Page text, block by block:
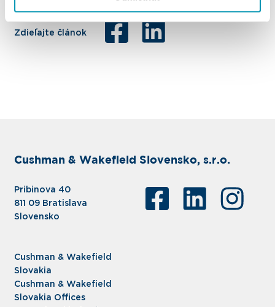
Zdieľajte článok
Cushman & Wakefield Slovensko, s.r.o.
Pribinova 40
811 09 Bratislava
Slovensko
Cushman & Wakefield
Slovakia
Cushman & Wakefield
Slovakia Offices